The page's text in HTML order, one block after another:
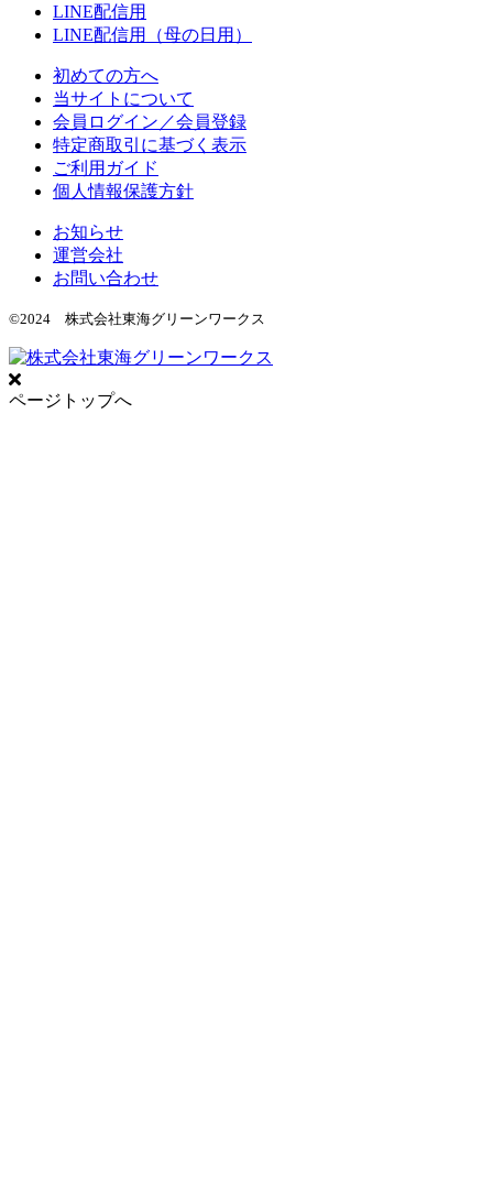
LINE配信用
LINE配信用（母の日用）
初めての方へ
当サイトについて
会員ログイン／会員登録
特定商取引に基づく表示
ご利用ガイド
個人情報保護方針
お知らせ
運営会社
お問い合わせ
©2024 株式会社東海グリーンワークス
ページトップへ